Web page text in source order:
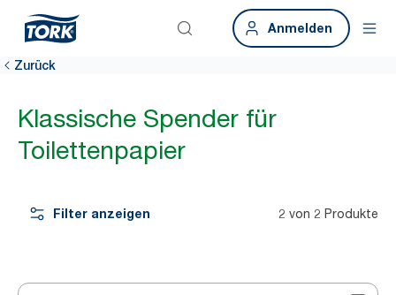
Anmelden
Zurück
Klassische Spender für
Toilettenpapier
Filter anzeigen 2 von 2 Produkte